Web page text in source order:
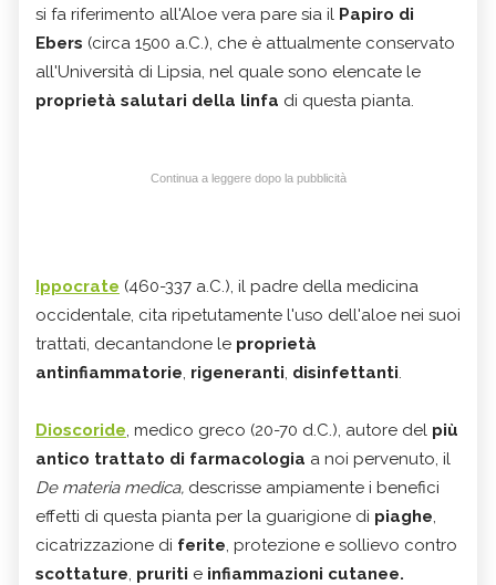
si fa riferimento all'Aloe vera pare sia il Papiro di
Ebers (circa 1500 a.C.), che è attualmente conservato
all'Università di Lipsia, nel quale sono elencate le
proprietà salutari della linfa di questa pianta.
Continua a leggere dopo la pubblicità
Ippocrate (460-337 a.C.), il padre della medicina
occidentale, cita ripetutamente l'uso dell'aloe nei suoi
trattati, decantandone le proprietà
antinfiammatorie, rigeneranti, disinfettanti.
Dioscoride, medico greco (20-70 d.C.), autore del più
antico trattato di farmacologia a noi pervenuto, il
De materia medica, descrisse ampiamente i benefici
effetti di questa pianta per la guarigione di piaghe,
cicatrizzazione di ferite, protezione e sollievo contro
scottature, pruriti e infiammazioni cutanee.